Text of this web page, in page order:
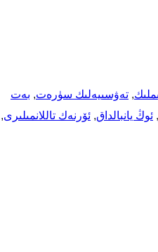
, تەۋسىيەلىك سۈرەت, بەت
, ئوڭ يانبالداق, ئۆرنەك تاللانمىلىرى,